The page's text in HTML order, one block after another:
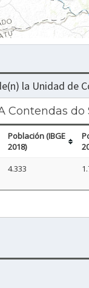
la Unidad de
Contendas do
Población (IBGE
2018)
4.333